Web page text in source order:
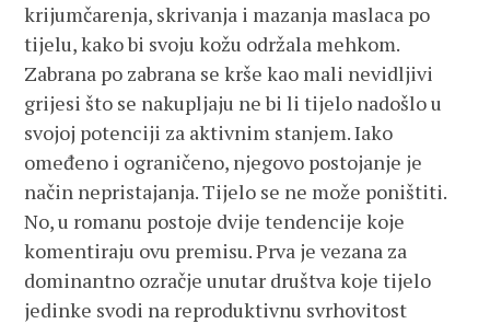
krijumčarenja, skrivanja i mazanja maslaca po
tijelu, kako bi svoju kožu održala mehkom.
Zabrana po zabrana se krše kao mali nevidljivi
grijesi što se nakupljaju ne bi li tijelo nadošlo u
svojoj potenciji za aktivnim stanjem. Iako
omeđeno i ograničeno, njegovo postojanje je
način nepristajanja. Tijelo se ne može poništiti.
No, u romanu postoje dvije tendencije koje
komentiraju ovu premisu. Prva je vezana za
dominantno ozračje unutar društva koje tijelo
jedinke svodi na reproduktivnu svrhovitost